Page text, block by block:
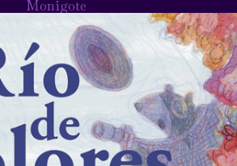
Monigote